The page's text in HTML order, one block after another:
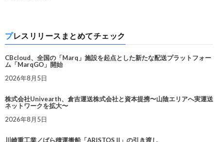
プレスリリースまとめてチェック
CBcloud、全国の「Marq」施設を起点とした新たな配送プラットフォー
ム「MarqGO」開始
2026年8月5日
株式会社Univearth、倉吉運送株式会社と資本提携〜山陰エリアへ実運送
ネットワークを拡大〜
2026年8月5日
川崎重工業／ばら積運搬船「ARISTOS II」の引き渡し